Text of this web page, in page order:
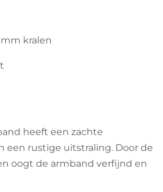
kralen
heeft een zachte
een rustige uitstraling. Door de
oogt de armband verfijnd en